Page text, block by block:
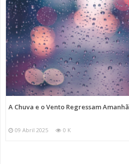
A Chuva e o Vento Regressam Amanhã
09 Abril 2025 0 K